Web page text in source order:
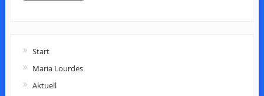
Start
Maria Lourdes
Aktuell